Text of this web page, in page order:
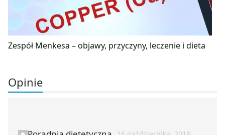
Zespół Menkesa – objawy, przyczyny, leczenie i dieta
Opinie